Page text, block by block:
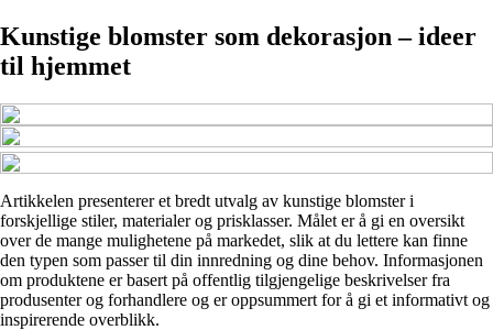
Kunstige blomster som dekorasjon – ideer
til hjemmet
Artikkelen presenterer et bredt utvalg av kunstige blomster i
forskjellige stiler, materialer og prisklasser. Målet er å gi en oversikt
over de mange mulighetene på markedet, slik at du lettere kan finne
den typen som passer til din innredning og dine behov. Informasjonen
om produktene er basert på offentlig tilgjengelige beskrivelser fra
produsenter og forhandlere og er oppsummert for å gi et informativt og
inspirerende overblikk.